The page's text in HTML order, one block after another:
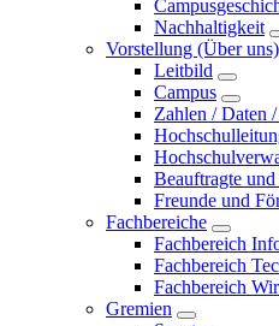
Nachhaltigkeit
Vorstellung (Über uns)
Leitbild
Campus
Zahlen / Daten
Beauftragte
Freunde und
Fachbereiche
Fachbereich
Fachbereich
Fachbereich
Gremien